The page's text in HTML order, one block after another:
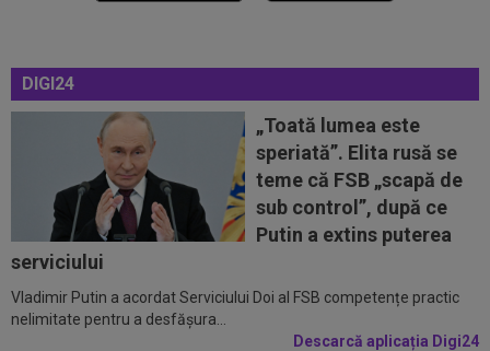
DIGI24
„Toată lumea este
speriată”. Elita rusă se
teme că FSB „scapă de
sub control”, după ce
Putin a extins puterea
serviciului
Vladimir Putin a acordat Serviciului Doi al FSB competențe practic
nelimitate pentru a desfășura...
Descarcă aplicația Digi24
09:20 VIDEO
Cristi Balaj a văzut UTA - Rapid și a
dat verdictul: nu numai penalty, dar și...
”Au vrut să-l omoare pe Messi”. Starul
argentinian, vizat de un atentat cu...
10:05
Ce veste pentru Jose Mourinho: Real Madrid a
găsit înlocuitor, după ce Rodri a...
10:05 VIDEO
Concordia Chiajna - FC Bihor, 11:00,
pe Digi Sport 1. Programul complet al...